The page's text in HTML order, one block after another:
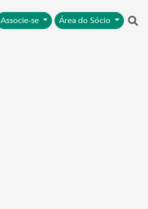
Associe-se Área do Sócio